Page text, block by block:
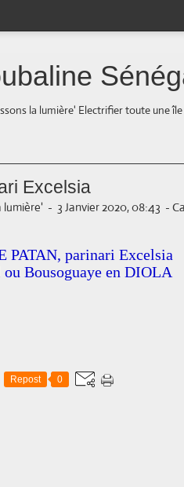
la lumière' Electrifier toute une
Excelsia
lumière' - 3 Janvier 2020, 08:43 -
PATAN, parinari Excelsia
ou Bousoguaye en DIOLA
Repost 0